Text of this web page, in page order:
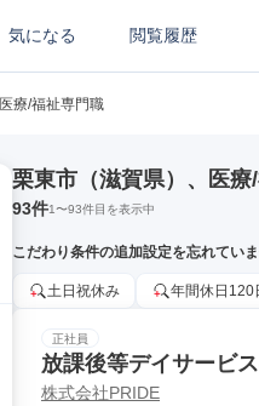
気になる 閲覧履歴
医療/福祉専門職
栗東市（滋賀県）、医
93件1〜93件目を表示中
こだわり条件の追加設定を忘れてい
土日祝休み 年間休日120
正社員
放課後等デイサービ
株式会社PRIDE